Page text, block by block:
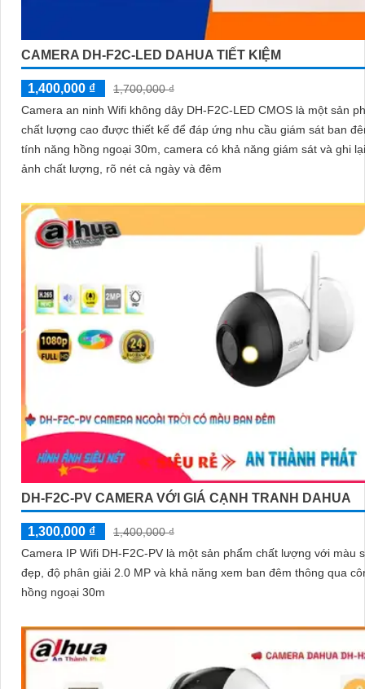
CAMERA DH-F2C-LED DAHUA TIẾT KIỆM
1,400,000 ₫
1,700,000 ₫
Camera an ninh Wifi không dây DH-F2C-LED CMOS là một sản
chất lượng cao được thiết kế để đáp ứng nhu cầu giám sát ban đêm.
tính năng hồng ngoại 30m, camera có khả năng giám sát và ghi
ảnh chất lượng, rõ nét cả ngày và đêm
DH-F2C-PV CAMERA VỚI GIÁ CẠNH TRANH DAHUA
1,300,000 ₫
1,400,000 ₫
Camera IP Wifi DH-F2C-PV là một sản phẩm chất lượng với màu
đẹp, độ phân giải 2.0 MP và khả năng xem ban đêm thông qua
hồng ngoại 30m